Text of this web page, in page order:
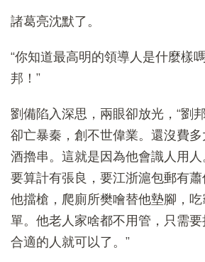
諸葛亮沈默了。
“你知道最高明的領導人是什麼樣
邦！”
劉備陷入深思，兩眼卻放光，“劉
卻亡暴秦，創不世偉業。還沒費
酒擼串。這就是因為他會識人用人
要算計有張良，要江浙滬包郵有
他擋槍，爬廁所樊噲替他墊腳，
單。他老人家啥都不用管，只需
合適的人就可以了。”